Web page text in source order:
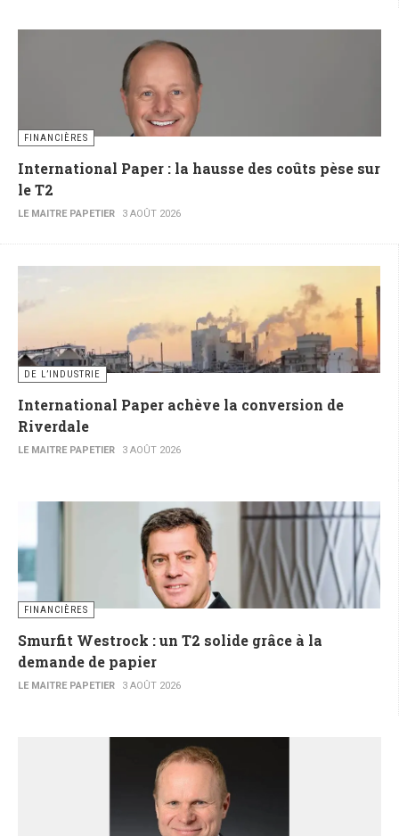
FINANCIÈRES
International Paper : la hausse des coûts pèse sur
le T2
LE MAITRE PAPETIER 3 AOÛT 2026
DE L’INDUSTRIE
International Paper achève la conversion de
Riverdale
LE MAITRE PAPETIER 3 AOÛT 2026
FINANCIÈRES
Smurfit Westrock : un T2 solide grâce à la
demande de papier
LE MAITRE PAPETIER 3 AOÛT 2026